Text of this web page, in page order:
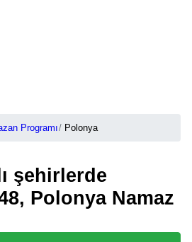
Programı Polonya
şehirlerde
Polonya Namaz